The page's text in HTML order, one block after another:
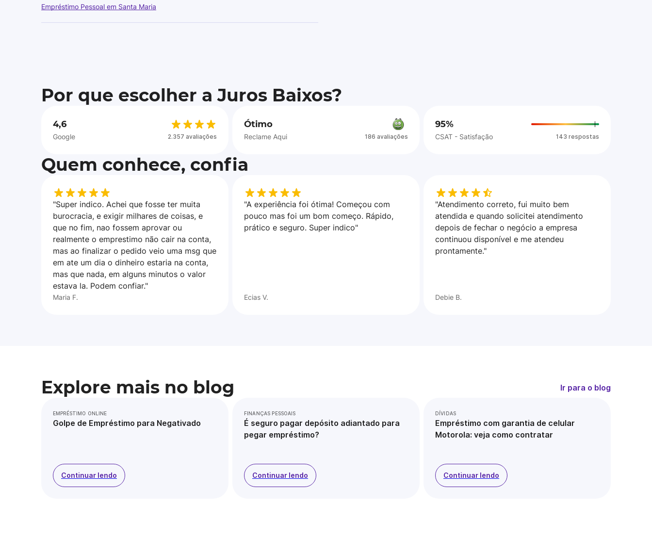
Empréstimo Pessoal em Santa Maria
Por que escolher a Juros Baixos?
4,6
Google 2.357 avaliações
Ótimo
Reclame Aqui 186 avaliações
95%
CSAT - Satisfação 143 respostas
Quem conhece, confia
"Super indico. Achei que fosse ter muita
burocracia, e exigir milhares de coisas, e
que no fim, nao fossem aprovar ou
realmente o emprestimo não cair na conta,
mas ao finalizar o pedido veio uma msg que
em ate um dia o dinheiro estaria na conta,
mas que nada, em alguns minutos o valor
estava la. Podem confiar."
Maria F.
"A experiência foi ótima! Começou com
pouco mas foi um bom começo. Rápido,
prático e seguro. Super indico"
Ecias V.
"Atendimento correto, fui muito bem
atendida e quando solicitei atendimento
depois de fechar o negócio a empresa
continuou disponível e me atendeu
prontamente."
Debie B.
Explore mais no blog Ir para o blog
EMPRÉSTIMO ONLINE
Golpe de Empréstimo para Negativado
Continuar lendo
FINANÇAS PESSOAIS
É seguro pagar depósito adiantado para
pegar empréstimo?
Continuar lendo
DÍVIDAS
Empréstimo com garantia de celular
Motorola: veja como contratar
Continuar lendo